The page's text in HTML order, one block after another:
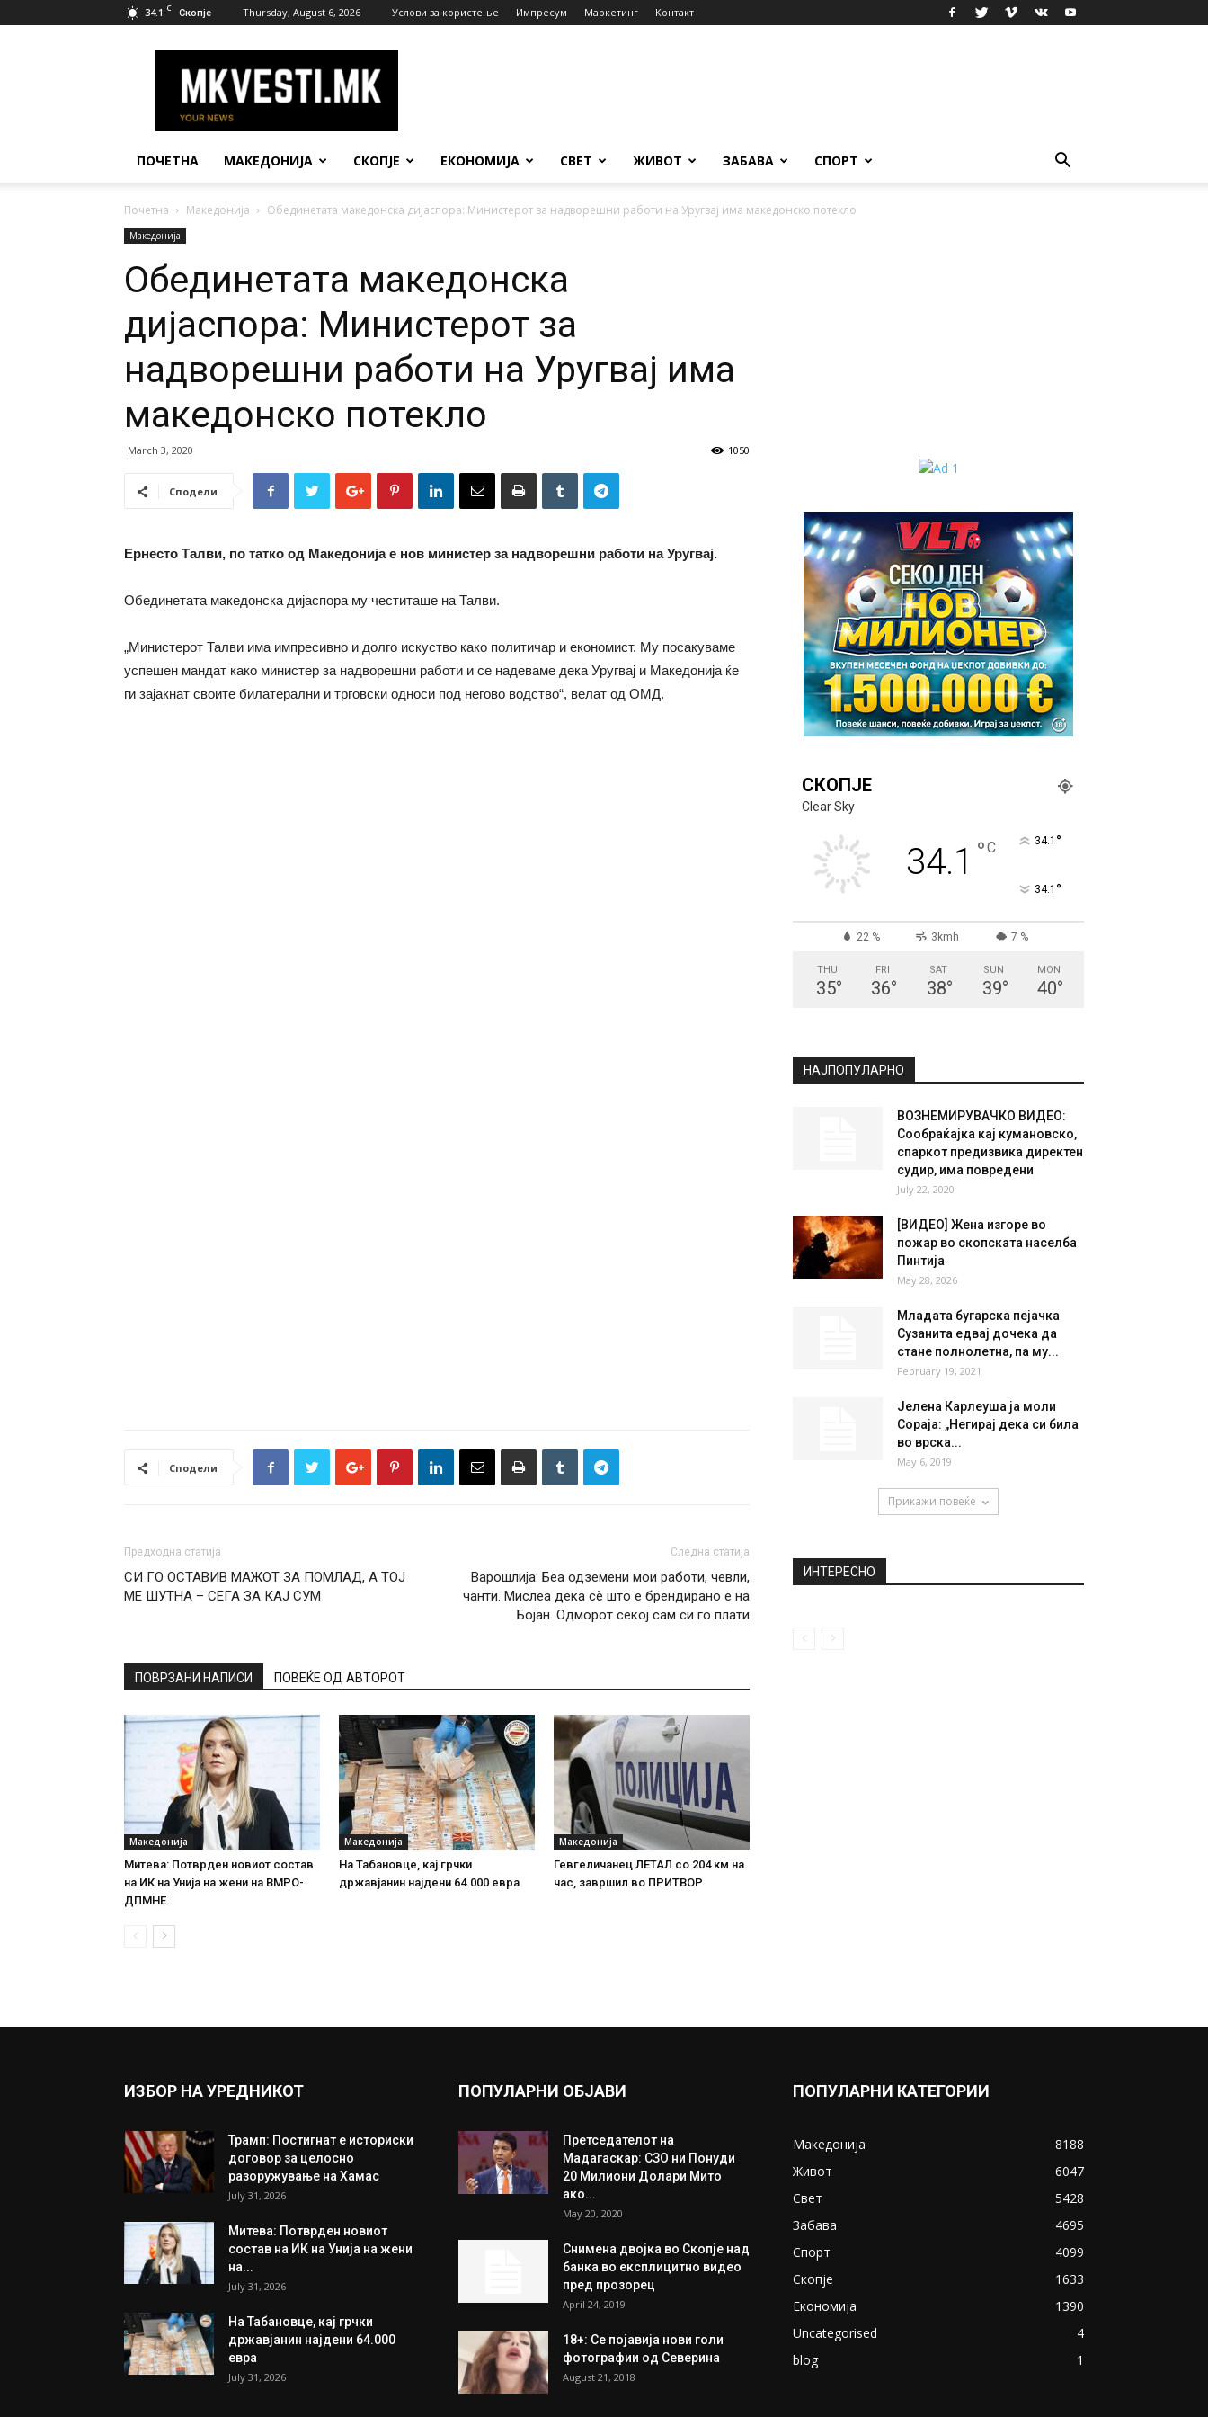
34.1 C Скопје Thursday, August 6, 2026 Услови за користење Импресум Маркетинг Контакт
Вести
ПОЧЕТНА МАКЕДОНИЈА СКОПЈЕ ЕКОНОМИЈА СВЕТ ЖИВОТ ЗАБАВА СПОРТ
Почетна Македонија Обединетата македонска дијаспора: Министерот за надворешни работи на Уругвај има македонско потекло
Македонија
Обединетата македонска
дијаспора: Министерот за
надворешни работи на Уругвај има
македонско потекло
March 3, 2020 1050
Сподели
Ернесто Талви, по татко од Македонија е нов министер за надворешни работи на Уругвај.
Обединетата македонска дијаспора му честиташе на Талви.
„Министерот Талви има импресивно и долго искуство како политичар и економист. Му посакуваме
успешен мандат како министер за надворешни работи и се надеваме дека Уругвај и Македонија ќе
ги зајакнат своите билатерални и трговски односи под негово водство“, велат од ОМД.
Сподели
Предходна статија
СИ ГО ОСТАВИВ МАЖОТ ЗА ПОМЛАД, А ТОЈ
МЕ ШУТНА – СЕГА ЗА КАЈ СУМ
Следна статија
Варошлија: Беа одземени мои работи, чевли,
чанти. Мислеа дека сè што е брендирано е на
Бојан. Одморот секој сам си го плати
ПОВРЗАНИ НАПИСИ ПОВЕЌЕ ОД АВТОРОТ
Македонија
Митева: Потврден новиот состав
на ИК на Унија на жени на ВМРО-
ДПМНЕ
Македонија
На Табановце, кај грчки
државјанин најдени 64.000 евра
Македонија
Гевгеличанец ЛЕТАЛ со 204 км на
час, завршил во ПРИТВОР
СКОПЈЕ
34.1
3kmh 7 %
°
SAT
38°
SUN
НАЈПОПУЛАРНО
ВОЗНЕМИРУВАЧКО ВИДЕО:
Сообраќајка кај кумановско,
спаркот предизвика директен
судир, има повредени
July 22, 2020
[ВИДЕО] Жена изгоре во
пожар во скопската населба
Пинтија
May 28, 2026
February 19, 2021
ИЗБОР НА УРЕДНИКОТ
Трамп: Постигнат е историски
договор за целосно
разоружување на Хамас
July 31, 2026
Митева: Потврден новиот
состав на ИК на Унија на жени
на...
July 31, 2026
На Табановце, кај грчки
државјанин најдени 64.000
евра
July 31, 2026
ПОПУЛАРНИ ОБЈАВИ
Претседателот на
Мадагаскар: СЗО ни Понуди
20 Милиони Долари Мито
ако...
May 20, 2020
Снимена двојка во Скопје над
банка во експлицитно видео
пред прозорец
April 24, 2019
18+: Се појавија нови голи
фотографии од Северина
August 21, 2018
ПОПУЛАРНИ КАТЕГОРИИ
Македонија
8188
Живот
6047
Свет
5428
Забава
4695
Спорт
4099
Скопје
1633
Економија
1390
Uncategorised
4
blog
1